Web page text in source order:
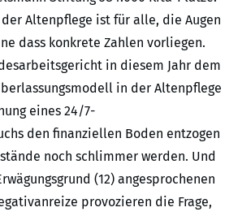
Altenpflege ist für alle, die Augen
dass konkrete Zahlen vorliegen.
in diesem Jahr dem
in der Altenpflege
eines 24/7-
den finanziellen Boden entzogen
noch schlimmer werden. Und
(12) angesprochenen
provozieren die Frage,